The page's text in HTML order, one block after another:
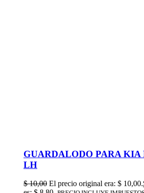
GUARDALODO PARA KIA
LH
$10,00 El precio original era: $ 10,00.